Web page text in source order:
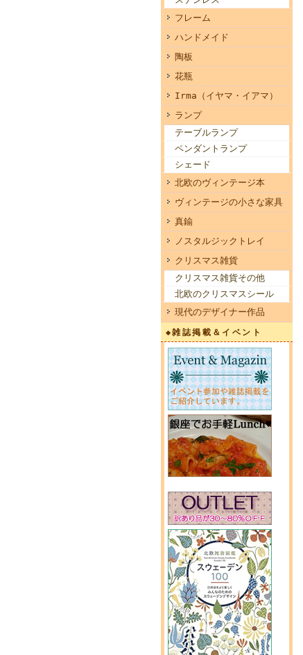
フレーム
ハンドメイド
陶板
花瓶
Irma（イヤマ・イアマ）
ランプ
テーブルランプ
ペンダントランプ
シェード
北欧のヴィンテージ本
ヴィンテージの小さな家具
真鍮
ノスタルジックトレイ
クリスマス雑貨
クリスマス雑貨その他
北欧のクリスマスシール
現代のデザイナー作品
◆雑誌掲載＆イベント